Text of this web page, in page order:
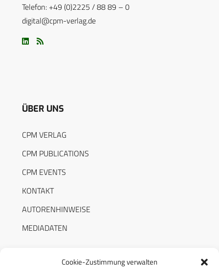
Cookie-Zustimmung verwalten
Telefon: +49 (0)2225 / 88 89 – 0
digital@cpm-verlag.de
ÜBER UNS
CPM VERLAG
CPM PUBLICATIONS
CPM EVENTS
KONTAKT
AUTORENHINWEISE
MEDIADATEN